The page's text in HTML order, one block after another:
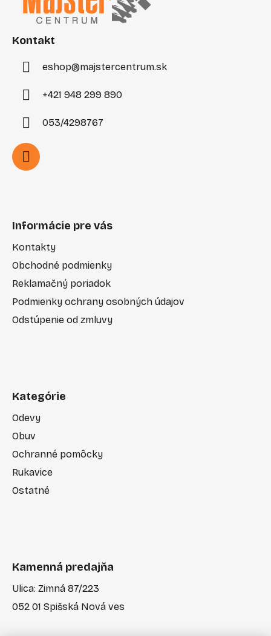
Kontakt
eshop@majstercentrum.sk
+421 948 299 890
053/4298767
Informácie pre vás
Kontakty
Obchodné podmienky
Reklamačný poriadok
Podmienky ochrany osobných údajov
Odstúpenie od zmluvy
Kategórie
Odevy
Obuv
Ochranné pomôcky
Rukavice
Ostatné
Kamenná predajňa
Ulica: Zimná 87/223
052 01 Spišská Nová ves